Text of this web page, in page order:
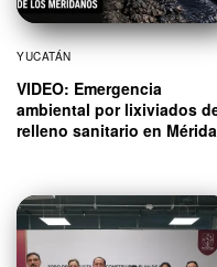
YUCATÁN
VIDEO: Emergencia
ambiental por lixiviados
relleno sanitario en